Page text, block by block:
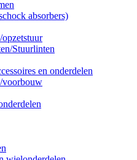
absorbers)
Stuurlinten
en onderdelen
voorbouw